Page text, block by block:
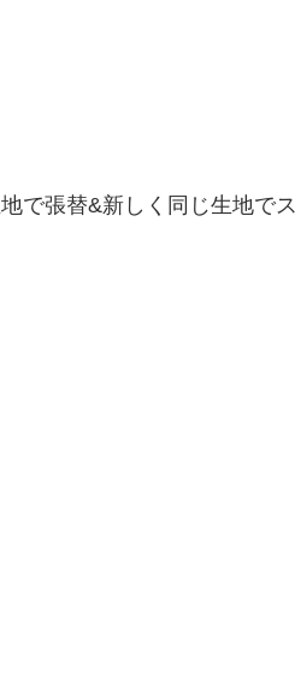
で張替&新しく同じ生地で